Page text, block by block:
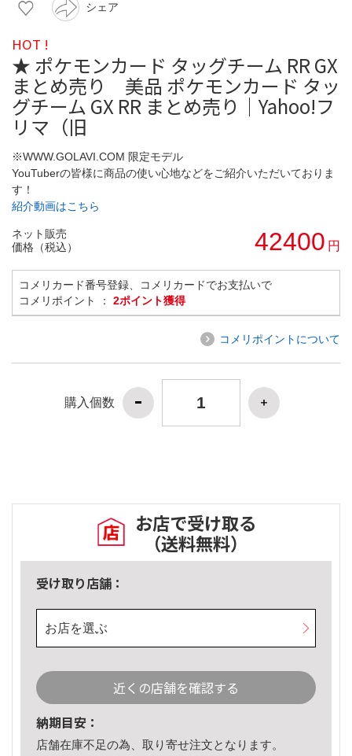
シェア
HOT !
★ ポケモンカード タッグチーム RR GX
まとめ売り 美品 ポケモンカード タッ
グチーム GX RR まとめ売り｜Yahoo!フ
リマ（旧
※WWW.GOLAVI.COM 限定モデル
YouTuberの皆様に商品の使い心地などをご紹介いただいておりま
す！
紹介動画はこちら
ネット販売
価格（税込）
42400 円
コメリカード番号登録、コメリカードでお支払いで
コメリポイント ： 2ポイント獲得
コメリポイントについて
購入個数
お店で受け取る
（送料無料）
受け取り店舗：
お店を選ぶ
近くの店舗を確認する
納期目安：
店舗在庫不足の為、取り寄せ注文となります。